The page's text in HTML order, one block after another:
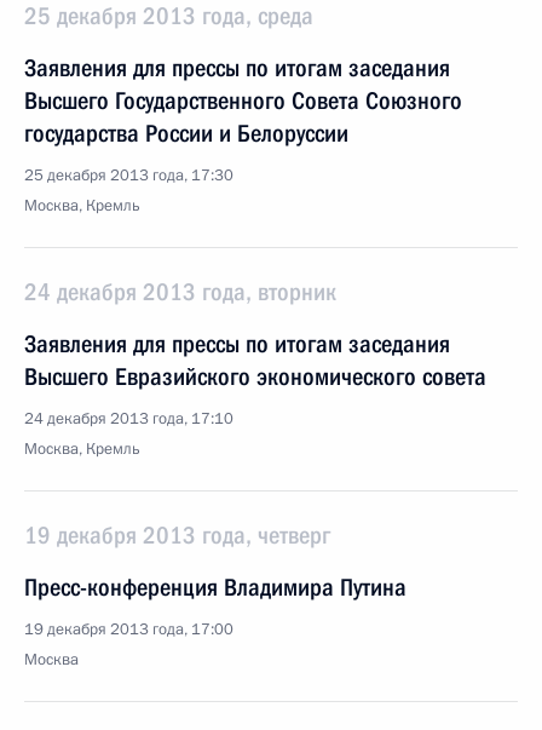
25 декабря 2013 года, среда
Заявления для прессы по итогам заседания
Высшего Государственного Совета Союзного
государства России и Белоруссии
25 декабря 2013 года, 17:30
Москва, Кремль
24 декабря 2013 года, вторник
Заявления для прессы по итогам заседания
Высшего Евразийского экономического совета
24 декабря 2013 года, 17:10
Москва, Кремль
19 декабря 2013 года, четверг
Пресс-конференция Владимира Путина
19 декабря 2013 года, 17:00
Москва